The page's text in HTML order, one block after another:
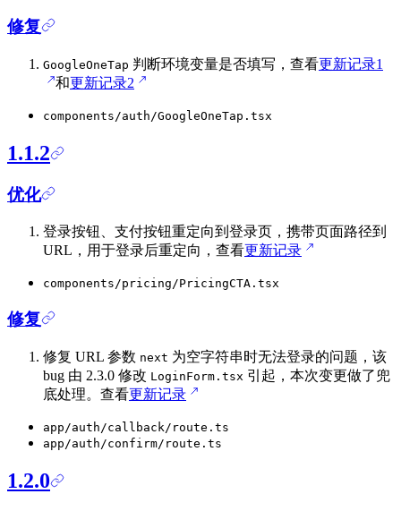
修复
GoogleOneTap 判断环境变量是否填写，查看更新记录1
和更新记录2
components/auth/GoogleOneTap.tsx
1.1.2
优化
登录按钮、支付按钮重定向到登录页，携带页面路径到
URL，用于登录后重定向，查看更新记录
components/pricing/PricingCTA.tsx
修复
修复 URL 参数 next 为空字符串时无法登录的问题，该
bug 由 2.3.0 修改 LoginForm.tsx 引起，本次变更做了兜
底处理。查看更新记录
app/auth/callback/route.ts
app/auth/confirm/route.ts
1.2.0